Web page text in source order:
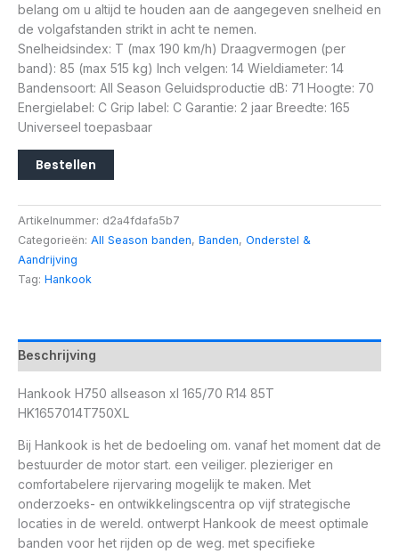
belang om u altijd te houden aan de aangegeven snelheid en
de volgafstanden strikt in acht te nemen.
Snelheidsindex: T (max 190 km/h) Draagvermogen (per
band): 85 (max 515 kg) Inch velgen: 14 Wieldiameter: 14
Bandensoort: All Season Geluidsproductie dB: 71 Hoogte: 70
Energielabel: C Grip label: C Garantie: 2 jaar Breedte: 165
Universeel toepasbaar
Bestellen
Artikelnummer: d2a4fdafa5b7
Categorieën: All Season banden, Banden, Onderstel &
Aandrijving
Tag: Hankook
Beschrijving
Hankook H750 allseason xl 165/70 R14 85T
HK1657014T750XL
Bij Hankook is het de bedoeling om. vanaf het moment dat de
bestuurder de motor start. een veiliger. plezieriger en
comfortabelere rijervaring mogelijk te maken. Met
onderzoeks- en ontwikkelingscentra op vijf strategische
locaties in de wereld. ontwerpt Hankook de meest optimale
banden voor het rijden op de weg. met specifieke